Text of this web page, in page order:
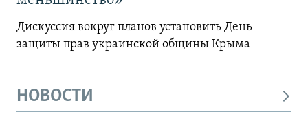
Дискуссия вокруг планов установить День
защиты прав украинской общины Крыма
НОВОСТИ